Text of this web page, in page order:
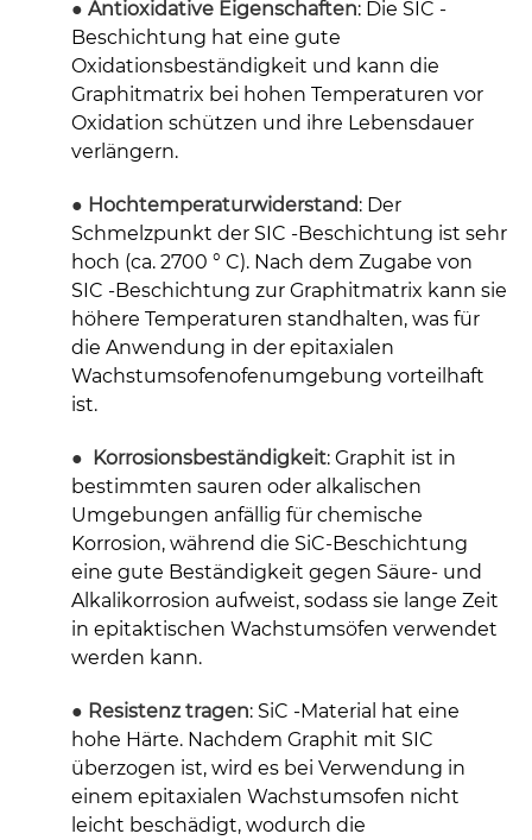
● Antioxidative Eigenschaften: Die SIC -
Beschichtung hat eine gute
Oxidationsbeständigkeit und kann die
Graphitmatrix bei hohen Temperaturen vor
Oxidation schützen und ihre Lebensdauer
verlängern.
● Hochtemperaturwiderstand: Der
Schmelzpunkt der SIC -Beschichtung ist sehr
hoch (ca. 2700 ° C). Nach dem Zugabe von
SIC -Beschichtung zur Graphitmatrix kann sie
höhere Temperaturen standhalten, was für
die Anwendung in der epitaxialen
Wachstumsofenofenumgebung vorteilhaft
ist.
● Korrosionsbeständigkeit: Graphit ist in
bestimmten sauren oder alkalischen
Umgebungen anfällig für chemische
Korrosion, während die SiC-Beschichtung
eine gute Beständigkeit gegen Säure- und
Alkalikorrosion aufweist, sodass sie lange Zeit
in epitaktischen Wachstumsöfen verwendet
werden kann.
● Resistenz tragen: SiC -Material hat eine
hohe Härte. Nachdem Graphit mit SIC
überzogen ist, wird es bei Verwendung in
einem epitaxialen Wachstumsofen nicht
leicht beschädigt, wodurch die